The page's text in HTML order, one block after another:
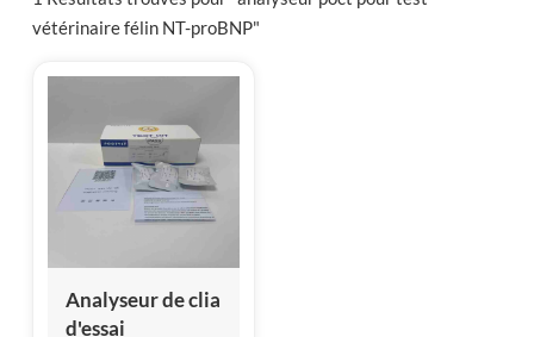
vétérinaire félin NT-proBNP"
Analyseur de clia
d'essai